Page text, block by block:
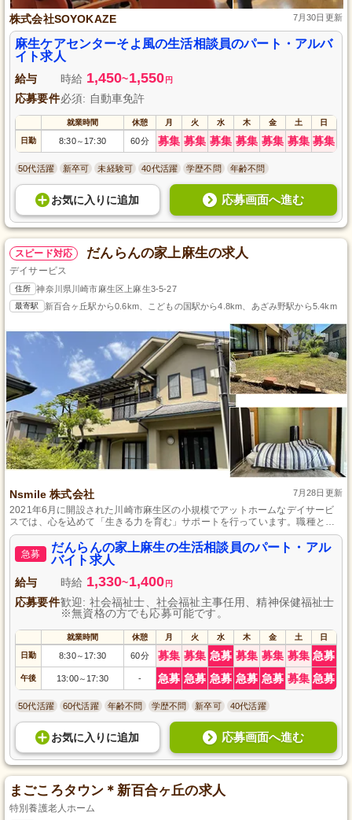
株式会社SOYOKAZE 7月30日更新
麻生ケアセンターそよ風の生活相談員のパート・アルバ
イト求人
給与 時給 1,450~1,550 円
応募要件必須: 自動車免許
就業時間 休憩 月 火 水 木 金 土 日
日勤 8:30～ 17:30 60分 募集 募集 募集 募集 募集 募集 募集
50代活躍 新卒可 未経験可 40代活躍 学歴不問 年齢不問
お気に入り に追加 応募画面へ進む
スピード対応 だんらんの家上麻生の求人
デイサービス
住所 神奈川県川崎市麻生区上麻生3-5-27
最寄駅 新百合ヶ丘駅から0.6km、こどもの国駅から4.8km、あざみ野駅から5.4km
Nsmile 株式会社 7月28日更新
2021年6月に開設された川崎市麻生区の小規模でアットホームなデイサービ
スでは、心を込めて「生きる力を育む」サポートを行っています。職種とし
て生活相談員を募集しており、業務経験がある方はぜひご応募ください。研
修制度と資格取得支援が充実しているため、キャリアアップを目指しながら
の勤務が可能ですし、勤務日数につきましても相談に応じるため、自分のラ
イフスタイルに合わせて働くことができます。
急募
だんらんの家上麻生の生活相談員のパート・アル
バイト求人
給与 時給 1,330~1,400 円
応募要件歓迎: 社会福祉士、社会福祉主事任用、精神保健福祉士
※無資格の方でも応募可能です。
就業時間 休憩 月 火 水 木 金 土 日
日勤 8:30～ 17:30 60分 募集 募集 急募 募集 募集 募集 急募
午後 13:00～ 17:30 - 急募 急募 急募 急募 急募 募集 急募
50代活躍 60代活躍 年齢不問 学歴不問 新卒可 40代活躍
お気に入り に追加 応募画面へ進む
まごころタウン＊新百合ヶ丘の求人
特別養護老人ホーム